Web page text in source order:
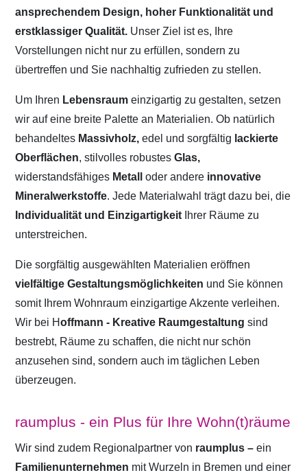
ansprechendem Design, hoher Funktionalität und
erstklassiger Qualität. Unser Ziel ist es, Ihre
Vorstellungen nicht nur zu erfüllen, sondern zu
übertreffen und Sie nachhaltig zufrieden zu stellen.
Um Ihren Lebensraumeinzigartig zu gestalten, setzen
wir auf eine breite Palette an Materialien. Ob natürlich
behandeltes Massivholz, edel und sorgfältig lackierte
Oberflächen, stilvolles robustesGlas,
widerstandsfähiges Metalloder andere innovative
Mineralwerkstoffe. Jede Materialwahl trägt dazu bei, die
Individualität und Einzigartigkeit Ihrer Räume zu
unterstreichen.
Die sorgfältig ausgewählten Materialien eröffnen
vielfältige Gestaltungsmöglichkeiten und Sie können
somit Ihrem Wohnraum einzigartige Akzente verleihen.
Wir bei Hoffmann - Kreative Raumgestaltung sind
bestrebt, Räume zu schaffen, die nicht nur schön
anzusehen sind, sondern auch im täglichen Leben
überzeugen.
raumplus - ein Plus für Ihre Wohn(t)räume
Wir sind zudem Regionalpartner von raumplus – ein
Familienunternehmen mit Wurzeln in Bremen und einer